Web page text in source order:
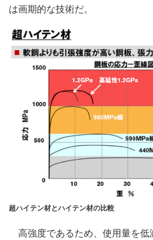
は画期的な技術だ。
超ハイテン材とハイテン材の比較
高強度であるため、使用量を低